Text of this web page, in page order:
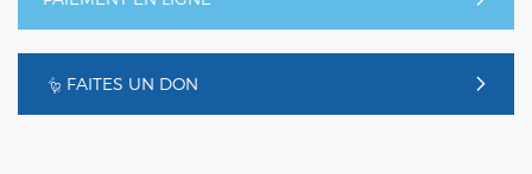
FAITES UN DON